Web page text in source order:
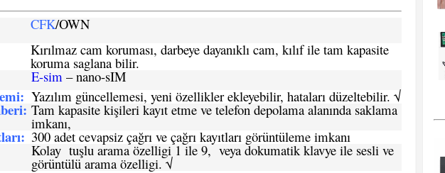
CFK/OWN
Kırılmaz cam koruması, darbeye dayanıklı cam, kılıf ile tam kapasite
koruma saglana bilir.
E-sim – nano-sIM
: Yazılım güncellemesi, yeni özellikler ekleyebilir, hataları düzeltebilir. √
: Tam kapasite kişileri kayıt etme ve telefon depolama alanında saklama
imkanı,
: 300 adet cevapsiz çağrı ve çağrı kayıtları görüntüleme imkanı
Kolay tuşlu arama özelligi 1 ile 9, veya dokumatik klavye ile sesli ve
görüntülü arama özelligi. √